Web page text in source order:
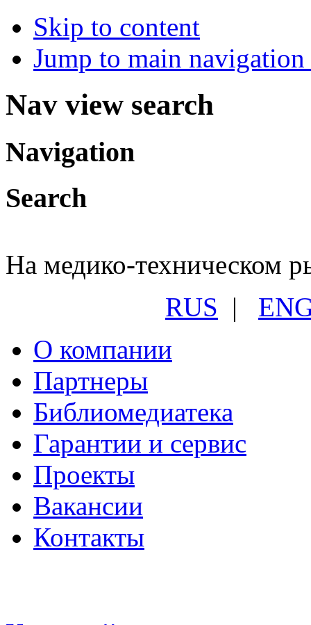
Skip to content
Jump to main
Nav view search
Navigation
Search
На медико-техническом
RUS |
О компании
Партнеры
Библиомедиатека
Гарантии и сервис
Проекты
Вакансии
Контакты